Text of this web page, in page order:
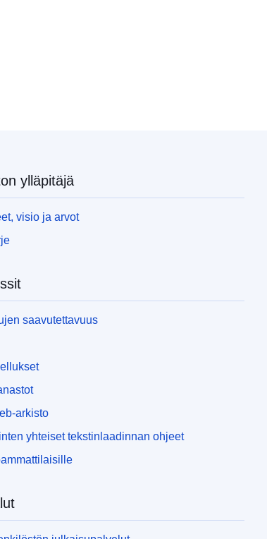
ylläpitäjä
visio ja arvot
saavutettavuus
arkisto
yhteiset tekstinlaadinnan ohjeet